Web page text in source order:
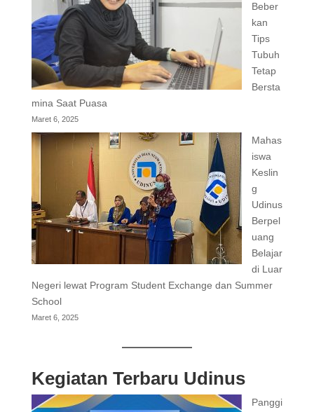
Beber
kan
Tips
Tubuh
Tetap
Bersta
mina Saat Puasa
Maret 6, 2025
Mahas
iswa
Keslin
g
Udinus
Berpel
uang
Belajar
di Luar
Negeri lewat Program Student Exchange dan Summer
School
Maret 6, 2025
Kegiatan Terbaru Udinus
Panggi